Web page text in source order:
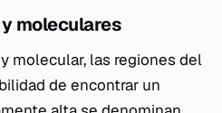
moleculares
molecular, las regiones del
de encontrar un